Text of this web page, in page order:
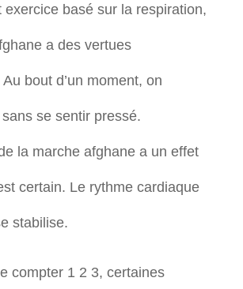
exercice basé sur la respiration,
a des vertues
bout d’un moment, on
se sentir pressé.
la marche afghane a un effet
certain. Le rythme cardiaque
stabilise.
compter 1 2 3, certaines